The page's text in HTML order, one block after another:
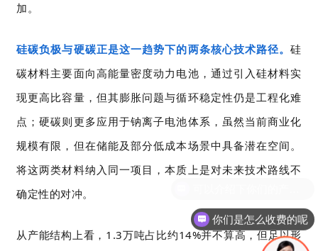
加。
硅碳负极与硬碳正是这一趋势下的两条核心技术路径。硅
碳材料主要面向高能量密度动力电池，通过引入硅材料实
现更高比容量，但其膨胀问题与循环稳定性仍是工程化难
点；硬碳则更多应用于钠离子电池体系，虽然当前商业化
规模有限，但在储能及部分低成本场景中具备潜在空间。
将这两类材料纳入同一项目，本质上是对未来技术路线不
确定性的对冲。
从产能结构上看，1.3万吨占比约14%并不算高，但足以形
你们是怎么收费的呢